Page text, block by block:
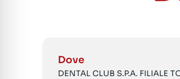
Dove
DENTAL CLUB S.P.A. FILIALE